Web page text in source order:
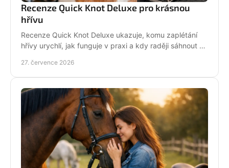
Recenze Quick Knot Deluxe pro krásnou
hřívu
Recenze Quick Knot Deluxe ukazuje, komu zaplétání
hřívy urychlí, jak funguje v praxi a kdy raději sáhnout po
27. července 2026